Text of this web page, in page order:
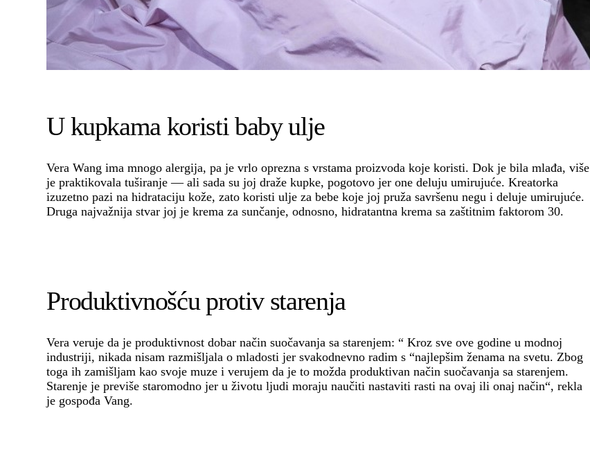
U kupkama koristi baby ulje
Vera Wang ima mnogo alergija, pa je vrlo oprezna s vrstama proizvoda koje koristi. Dok je bila mlađa, više
je praktikovala tuširanje — ali sada su joj draže kupke, pogotovo jer one deluju umirujuće. Kreatorka
izuzetno pazi na hidrataciju kože, zato koristi ulje za bebe koje joj pruža savršenu negu i deluje umirujuće.
Druga najvažnija stvar joj je krema za sunčanje, odnosno, hidratantna krema sa zaštitnim faktorom 30.
Produktivnošću protiv starenja
Vera veruje da je produktivnost dobar način suočavanja sa starenjem: “ Kroz sve ove godine u modnoj
industriji, nikada nisam razmišljala o mladosti jer svakodnevno radim s “najlepšim ženama na svetu. Zbog
toga ih zamišljam kao svoje muze i verujem da je to možda produktivan način suočavanja sa starenjem.
Starenje je previše staromodno jer u životu ljudi moraju naučiti nastaviti rasti na ovaj ili onaj način“, rekla
je gospođa Vang.